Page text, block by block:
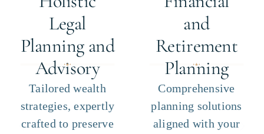
Legal
Planning and
Advisory
Tailored wealth
strategies, expertly
crafted to preserve
and
Retirement
Planning
Comprehensive
planning solutions
aligned with your